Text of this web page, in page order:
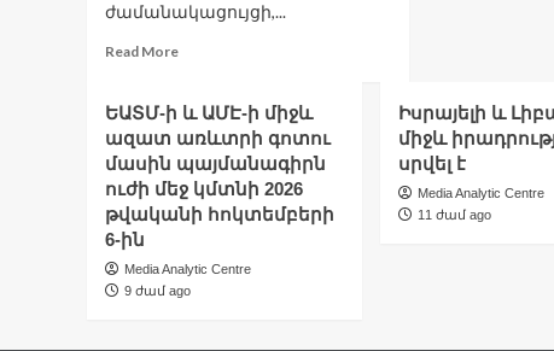
ժամանակացույցի,...
Read MoreRead
ԵՀ-
ը
հայտարարել
է
Ռուսաստանից
նավթ
գազ
գնելուց
հրաժարվելու
ԵԱՏՄ-ի և ԱՄԷ-ի միջև
ազատ առևտրի գոտու
մասին պայմանագիրն
ուժի մեջ կմտնի 2026
թվականի հոկտեմբերի
6-ին
Media Analytic Centre
9 ժամ ago
Իսրայելի և
միջև
սրվել է
Media Analytic Centre
11 ժամ ago